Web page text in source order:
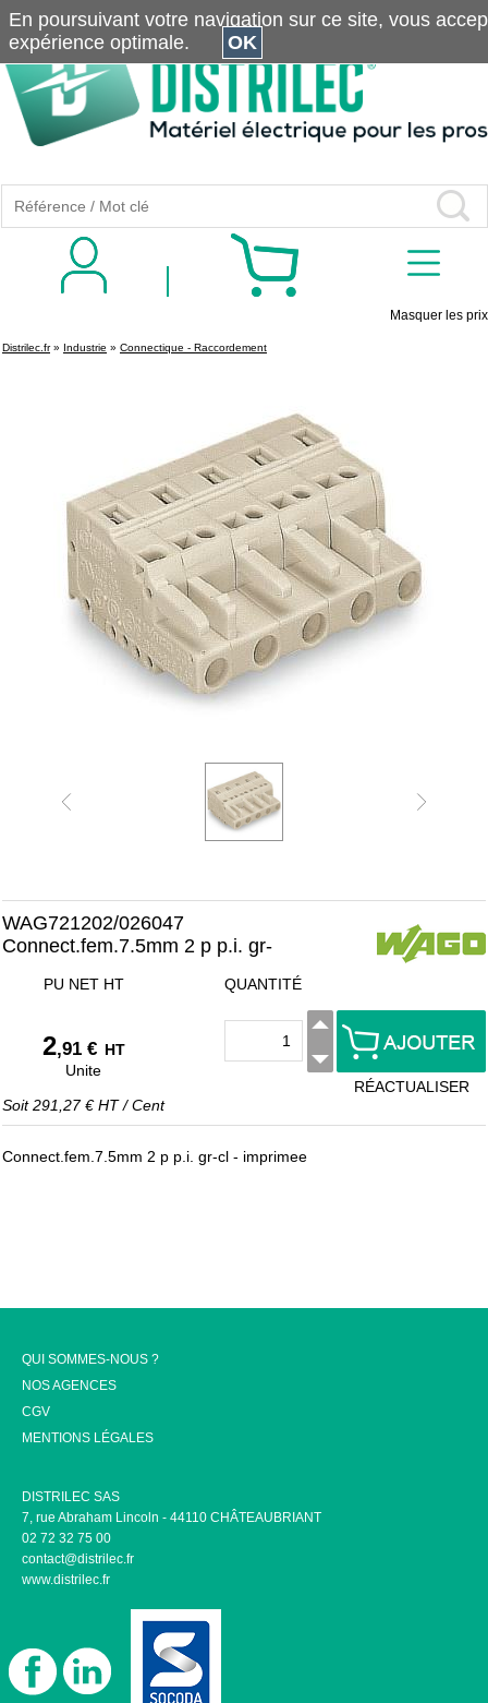
Masquer les prix
Distrilec.fr» Industrie » Connectique - Raccordement
WAG721202/026047
Connect.fem.7.5mm 2 p p.i. gr-
PU NET HT
2,91 € HT
Unite
Soit291,27 € HT/Cent
QUANTITÉ
RÉACTUALISER
Connect.fem.7.5mm 2 p p.i. gr-cl - imprimee
QUI SOMMES-NOUS ?
NOS AGENCES
CGV
MENTIONS LÉGALES
DISTRILEC SAS
7, rue Abraham Lincoln - 44110 CHÂTEAUBRIANT
02 72 32 75 00
contact@distrilec.fr
www.distrilec.fr
En poursuivant votre navigation sur ce site, vous
expérience optimale.
OK